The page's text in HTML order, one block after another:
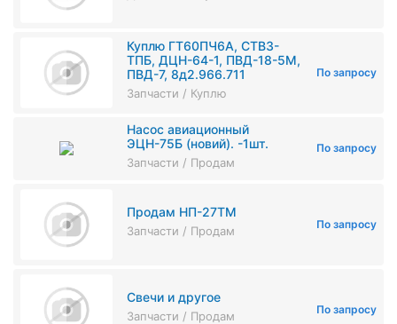
Куплю ГТ60ПЧ6А, СТВ3-
ТПБ, ДЦН-64-1, ПВД-18-5М,
ПВД-7, 8д2.966.711
Запчасти / Куплю
По запросу
Насос авиационный
ЭЦН-75Б (новий). -1шт.
Запчасти / Продам
По запросу
Продам НП-27ТМ
Запчасти / Продам По запросу
Свечи и другое
Запчасти / Продам По запросу